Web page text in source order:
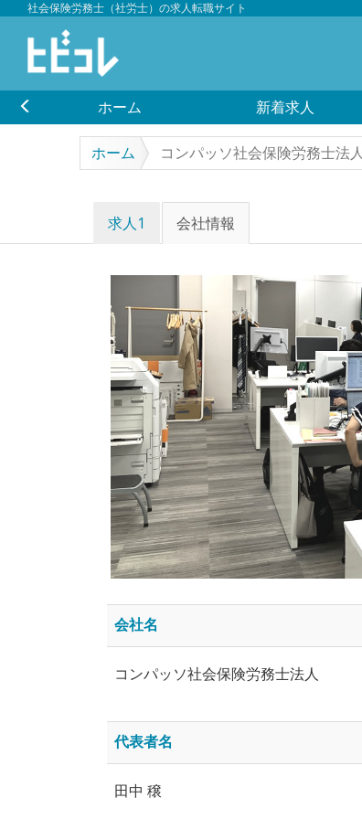
社会保険労務士（社労士）の求人転職サイト
ホーム 新着求人
ホーム コンパッソ社会保険労務士法人
求人1 会社情報
会社名
コンパッソ社会保険労務士法人
代表者名
田中 穣